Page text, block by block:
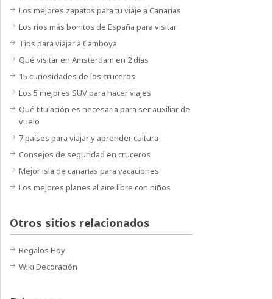
Los mejores zapatos para tu viaje a Canarias
Los ríos más bonitos de España para visitar
Tips para viajar a Camboya
Qué visitar en Amsterdam en 2 días
15 curiosidades de los cruceros
Los 5 mejores SUV para hacer viajes
Qué titulación es necesaria para ser auxiliar de
vuelo
7 países para viajar y aprender cultura
Consejos de seguridad en cruceros
Mejor isla de canarias para vacaciones
Los mejores planes al aire libre con niños
Otros sitios relacionados
Regalos Hoy
Wiki Decoración